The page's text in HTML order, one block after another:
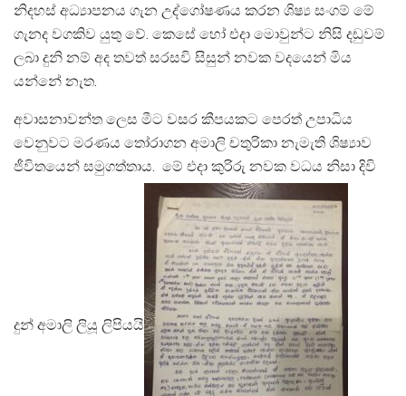
නිදහස් අධ්‍යාපනය ගැන උද්ගෝෂණය කරන ශිෂ්‍ය සංගම් මේ
ගැනද වගකිව යුතු වේ. කෙසේ හෝ එදා මොවුන්ට නිසි දඩුවම්
ලබා දුනි නම් අද තවත් සරසවි සිසුන් නවක වදයෙන් මිය
යන්නේ නැත.
අවාසනාවන්ත ලෙස මීට වසර කීපයකට පෙරත් උපාධිය
වෙනුවට මරණය තෝරාගන අමාලි චතුරිකා නැමැති ශිෂ්‍යාව
ජීවිතයෙන් සමුගත්තාය. මේ එදා කුරිරු නවක වධය නිසා දිවි
දුන් අමාලි ලියූ ලිපියයි‍